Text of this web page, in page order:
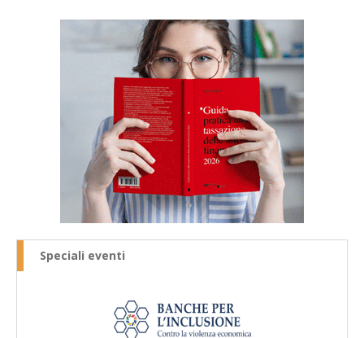
Speciali eventi